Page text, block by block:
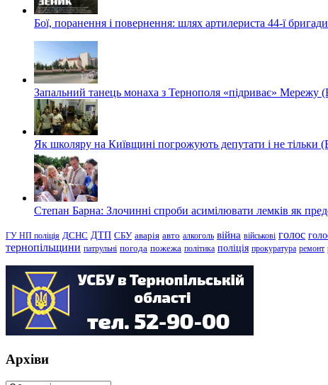
Бої, поранення і повернення: шлях артилериста 44-ї бригади
Запальний танець монаха з Тернополя «підриває» Мережу
Як школяру на Київщині погрожують депутати і не тільки
Степан Барна: Злочинні спроби асимілювати лемків як
ГУ НП поліція ДСНС ДТП СБУ аварія авто алкоголь війна військові голос
тернопільщини патрульні погода пожежа політика поліція прокуратура ремонт
Архіви